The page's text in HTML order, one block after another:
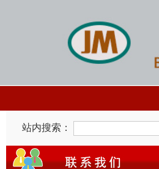
站内搜索：